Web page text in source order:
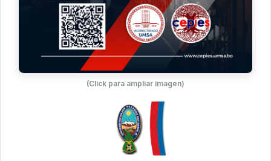
(Click para ampliar imagen)